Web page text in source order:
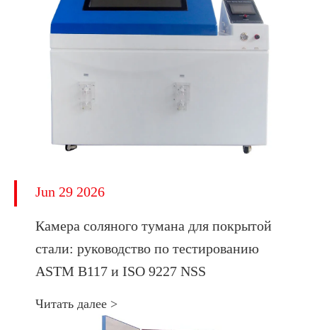
Jun 29 2026
Камера соляного тумана для покрытой
стали: руководство по тестированию
ASTM B117 и ISO 9227 NSS
Читать далее >